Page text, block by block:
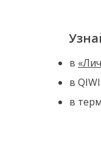
в
в
в